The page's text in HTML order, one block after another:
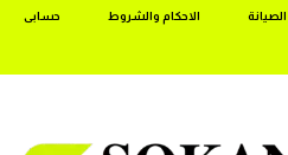
الصيانة الاحكام والشروط حسابى